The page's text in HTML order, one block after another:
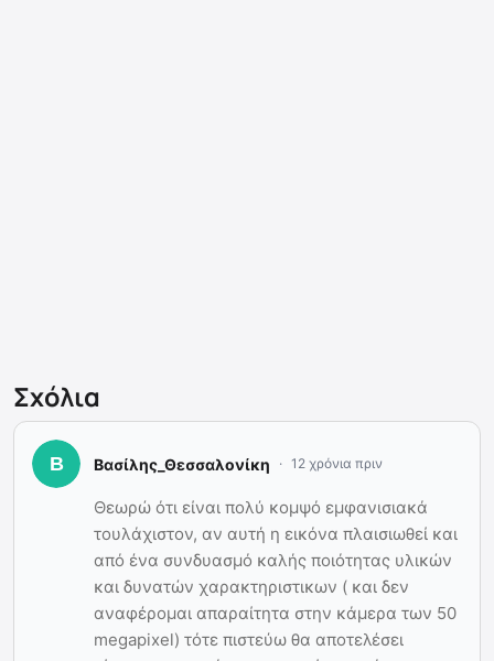
Σχόλια
Βασίλης_Θεσσαλονίκη 12 χρόνια πριν
Θεωρώ ότι είναι πολύ κομψό εμφανισιακά
τουλάχιστον, αν αυτή η εικόνα πλαισιωθεί και
από ένα συνδυασμό καλής ποιότητας υλικών
και δυνατών χαρακτηριστικων ( και δεν
αναφέρομαι απαραίτητα στην κάμερα των 50
megapixel) τότε πιστεύω θα αποτελέσει